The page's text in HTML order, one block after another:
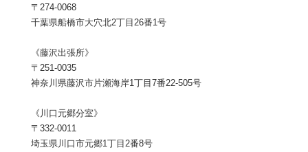
〒274-0068
千葉県船橋市大穴北2丁目26番1号
《藤沢出張所》
〒251-0035
神奈川県藤沢市片瀬海岸1丁目7番22-505号
《川口元郷分室》
〒332-0011
埼玉県川口市元郷1丁目2番8号